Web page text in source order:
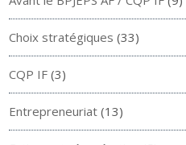
Choix stratégiques (33)
CQP IF (3)
Entrepreneuriat (13)